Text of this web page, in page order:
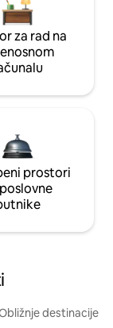
za rad na
prostori
destinacije